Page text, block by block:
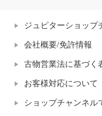
ジュピターショップ
会社概要/免許情報
古物営業法に基づく
お客様対応について
ショップチャンネル